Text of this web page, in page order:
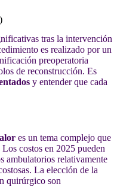
tras la intervención
es realizado por un
preoperatoria
de reconstrucción. Es
y entender que cada
es un tema complejo que
Los costos en 2025 pueden
ambulatorios relativamente
La elección de la
quirúrgico son